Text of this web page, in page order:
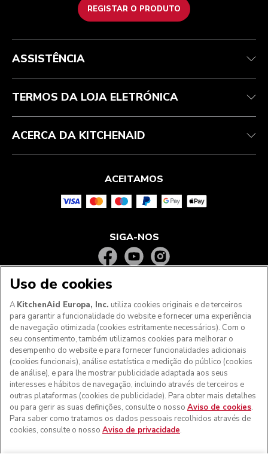
REGISTAR O PRODUTO
Health Check
Atendimento ao cliente
Acompanhar a sua encomenda
Garantia e documentos
Perguntas frequentes
Termos e condições
Envio e entrega
Devoluções e reembolsos
Marca
ODR
A marca
A nossa história
ASSISTÊNCIA
TERMOS DA LOJA ELETRÓNICA
ACERCA DA KITCHENAID
ACEITAMOS
SIGA-NOS
Aos clientes nos Açores, Madeira e outros territórios
portugueses: Por favor, contacte a nossa equipa de Apoio
ao Cliente para efetuar a sua encomenda, de forma a
podermos fornecer os custos de envio exatos e aplicar a
taxa de IVA correta
Uso de cookies
A KitchenAid Europa, Inc. utiliza cookies originais e de terceiros
para garantir a funcionalidade do website e fornecer uma experiência
de navegação otimizada (cookies estritamente necessários). Com o
seu consentimento, também utilizamos cookies para melhorar o
desempenho do website e para fornecer funcionalidades adicionais
(cookies funcionais), análise estatística e medição do público (cookies
de análise), e para lhe mostrar publicidade adaptada aos seus
interesses e hábitos de navegação, incluindo através de terceiros e
outras plataformas (cookies de publicidade). Para obter mais detalhes
ou para gerir as suas definições, consulte o nosso Aviso de cookies.
Para saber como tratamos os dados pessoais recolhidos através de
cookies, consulte o nosso Aviso de privacidade.